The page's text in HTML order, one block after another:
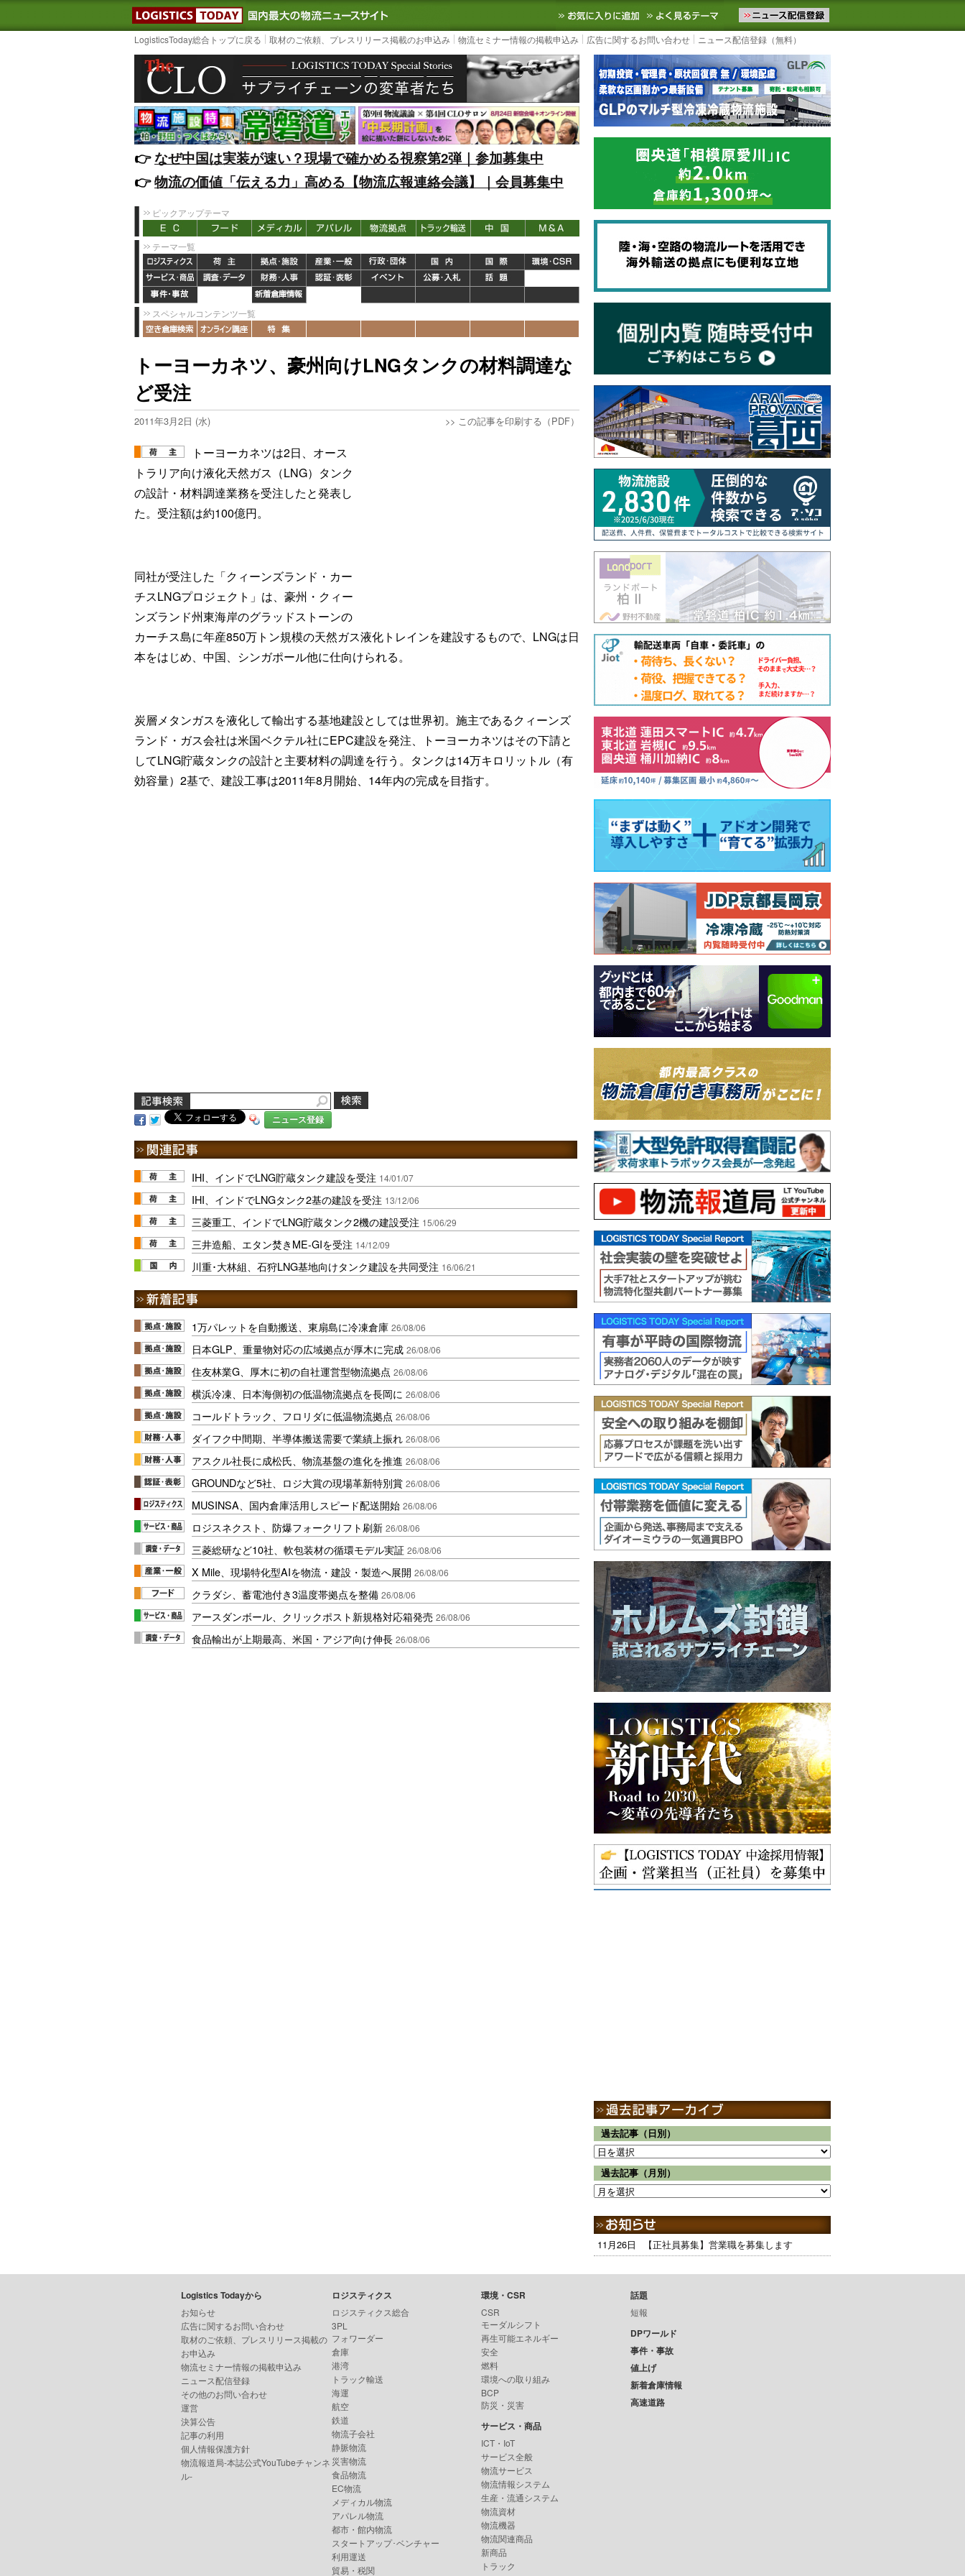
LOGISTICS TODAY｜国内最大の物流ニュースサイト3PL, SCMなど国内外の最新の物流ニュースをお届けします。物流ニュースメール配信を登録す
お気に入りに追加 よく見るテーマ
LogisticsToday総合トップに戻る 取材のご依頼、プレスリリース掲載のお申込み 物流セミナー情報の掲載申込み 広告に関するお問い合わせ ニュース配信登録（無料）
👉️なぜ中国は実装が速い？現場で確かめる視察第2弾｜参加募集中
👉️物流の価値「伝える力」高める【物流広報連絡会議】｜会員募集中
ピックアップテーマ
テーマ一覧
スペシャルコンテンツ一覧
トーヨーカネツ、豪州向けLNGタンクの材料調達な
ど受注
2011年3月2日 (水) >> この記事を印刷する（PDF）
トーヨーカネツは2日、オース
トラリア向け液化天然ガス（LNG）タンク
の設計・材料調達業務を受注したと発表し
た。受注額は約100億円。
同社が受注した「クィーンズランド・カー
チスLNGプロジェクト」は、豪州・クィー
ンズランド州東海岸のグラッドストーンの
カーチス島に年産850万トン規模の天然ガス液化トレインを建設するもので、LNGは日
本をはじめ、中国、シンガポール他に仕向けられる。
炭層メタンガスを液化して輸出する基地建設としては世界初。施主であるクィーンズ
ランド・ガス会社は米国ベクテル社にEPC建設を発注、トーヨーカネツはその下請と
してLNG貯蔵タンクの設計と主要材料の調達を行う。タンクは14万キロリットル（有
効容量）2基で、建設工事は2011年8月開始、14年内の完成を目指す。
ニュース登録
IHI、インドでLNG貯蔵タンク建設を受注 14/01/07
IHI、インドでLNGタンク2基の建設を受注 13/12/06
三菱重工、インドでLNG貯蔵タンク2機の建設受注 15/06/29
三井造船、エタン焚きME-GIを受注 14/12/09
川重･大林組、石狩LNG基地向けタンク建設を共同受注 16/06/21
1万パレットを自動搬送、東扇島に冷凍倉庫 26/08/06
日本GLP、重量物対応の広域拠点が厚木に完成 26/08/06
住友林業G、厚木に初の自社運営型物流拠点 26/08/06
横浜冷凍、日本海側初の低温物流拠点を長岡に 26/08/06
コールドトラック、フロリダに低温物流拠点 26/08/06
ダイフク中間期、半導体搬送需要で業績上振れ 26/08/06
アスクル社長に成松氏、物流基盤の進化を推進 26/08/06
GROUNDなど5社、ロジ大賞の現場革新特別賞 26/08/06
MUSINSA、国内倉庫活用しスピード配送開始 26/08/06
ロジスネクスト、防爆フォークリフト刷新 26/08/06
三菱総研など10社、軟包装材の循環モデル実証 26/08/06
X Mile、現場特化型AIを物流・建設・製造へ展開 26/08/06
クラダシ、蓄電池付き3温度帯拠点を整備 26/08/06
アースダンボール、クリックポスト新規格対応箱発売 26/08/06
食品輸出が上期最高、米国・アジア向け伸長 26/08/06
過去記事（日別）
過去記事（月別）
11月26日 【正社員募集】営業職を募集します
Logistics Todayから
お知らせ
広告に関するお問い合わせ
取材のご依頼、プレスリリース掲載の
お申込み
物流セミナー情報の掲載申込み
ニュース配信登録
その他のお問い合わせ
運営
決算公告
記事の利用
個人情報保護方針
物流報道局-本誌公式YouTubeチャンネ
ル-
ロジスティクス
ロジスティクス総合
3PL
フォワーダー
倉庫
港湾
トラック輸送
海運
航空
鉄道
物流子会社
静脈物流
災害物流
食品物流
EC物流
メディカル物流
アパレル物流
都市・館内物流
スタートアップ･ベンチャー
利用運送
貿易・税関
環境・CSR
CSR
モーダルシフト
再生可能エネルギー
安全
燃料
環境への取り組み
BCP
防災・災害
サービス・商品
ICT・IoT
サービス全般
物流サービス
物流情報システム
生産・流通システム
物流資材
物流機器
物流関連商品
新商品
トラック
話題
短報
DPワールド
事件・事故
値上げ
新着倉庫情報
高速道路